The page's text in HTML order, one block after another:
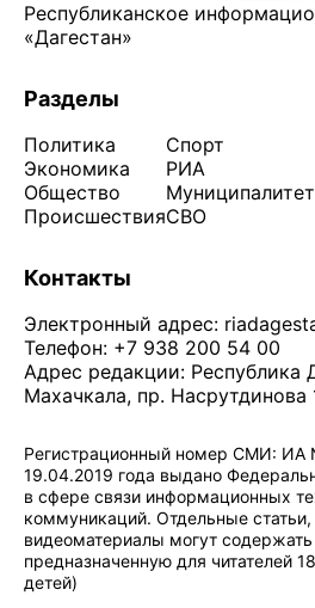
Республиканское
«Дагестан»
Разделы
Политика
Экономика
Общество
Происшествия
Спорт
РИА
СВО
Контакты
Электронный адрес:
Телефон: +7 938 200 54 00
Адрес редакции: Республика
Махачкала, пр. Насрутдинова
Регистрационный номер СМИ: ИА
19.04.2019 года выдано
в сфере связи информационных
коммуникаций. Отдельные статьи,
видеоматериалы могут
предназначенную для читателей
детей)